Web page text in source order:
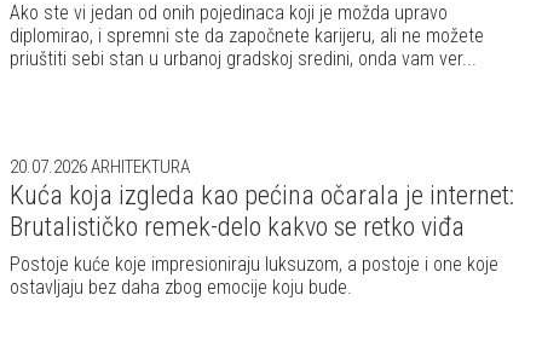
Ako ste vi jedan od onih pojedinaca koji je možda upravo
diplomirao, i spremni ste da započnete karijeru, ali ne možete
priuštiti sebi stan u urbanoj gradskoj sredini, onda vam ver...
20.07.2026ARHITEKTURA
Kuća koja izgleda kao pećina očarala je internet:
Brutalističko remek-delo kakvo se retko viđa
Postoje kuće koje impresioniraju luksuzom, a postoje i one koje
ostavljaju bez daha zbog emocije koju bude.